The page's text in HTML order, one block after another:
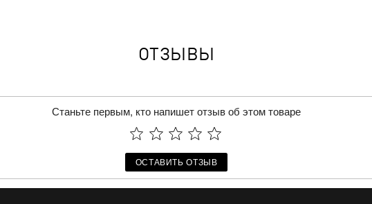
ОТЗЫВЫ
Станьте первым, кто напишет отзыв об этом товаре
ОСТАВИТЬ ОТЗЫВ